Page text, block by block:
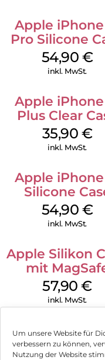
Um unsere Website für
verbessern zu können,
Nutzung der Website
Apple iPhone
Pro Silicone
MagSafe
54,90 €
inkl. MwSt.
Apple iPhone
Plus Clear
MagSafe
Transparent
35,90 €
inkl. MwSt.
Apple iPhone
Silicone
MagSafe
54,90 €
inkl. MwSt.
Apple Silikon
mit
iPhone 14 Pro
57,90€
inkl. MwSt.